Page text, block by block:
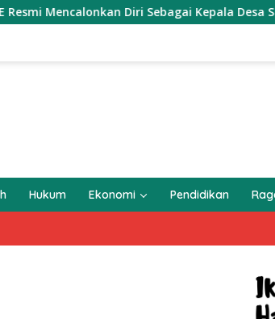
Diri Sebagai Kepala Desa Setialaksana
Hukum Ekonomi Pendidikan